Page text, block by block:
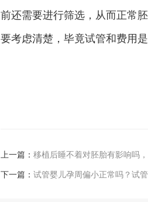
前还需要进行筛选，从而正常
要考虑清楚，毕竟试管和费用
上一篇： 移植后睡不着对胚胎有影响吗
下一篇： 试管婴儿孕周偏小正常吗？试